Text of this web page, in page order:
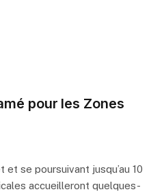
pour les Zones
se poursuivant jusqu’au 10
accueilleront quelques-